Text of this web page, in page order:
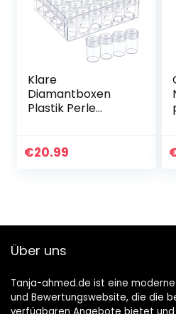
Klare
Diamantboxen
Plastik Perle
Vorratsgläser
€20.99
Über uns
Tanja-ahmed.de ist eine
und Bewertungswebsite, die die